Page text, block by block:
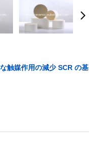
触媒作用の減少 SCR の基